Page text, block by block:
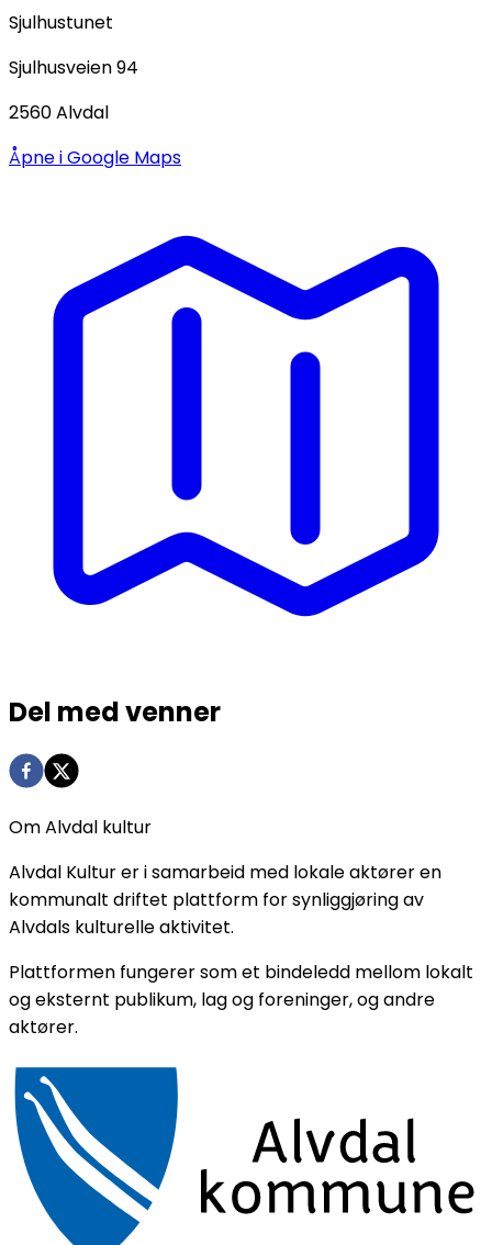
Sjulhustunet
Sjulhusveien 94
2560Alvdal
Åpne i Google Maps
Del med venner
Om Alvdal kultur
Alvdal Kultur er i samarbeid med lokale aktører en
kommunalt driftet plattform for synliggjøring av
Alvdals kulturelle aktivitet.
Plattformen fungerer som et bindeledd mellom lokalt
og eksternt publikum, lag og foreninger, og andre
aktører.